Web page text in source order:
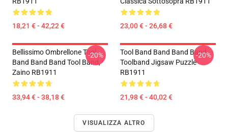
18,21 € - 42,22 € 23,00 € - 26,68 €
Bellissimo Ombrellone Tool
Band Band Band Tool Band,
Zaino RB1911
33,94 € - 38,18 €
-20%
Tool Band Band Band Band
Toolband Jigsaw Puzzle
RB1911
21,98 € - 40,02 €
-20%
VISUALIZZA ALTRO